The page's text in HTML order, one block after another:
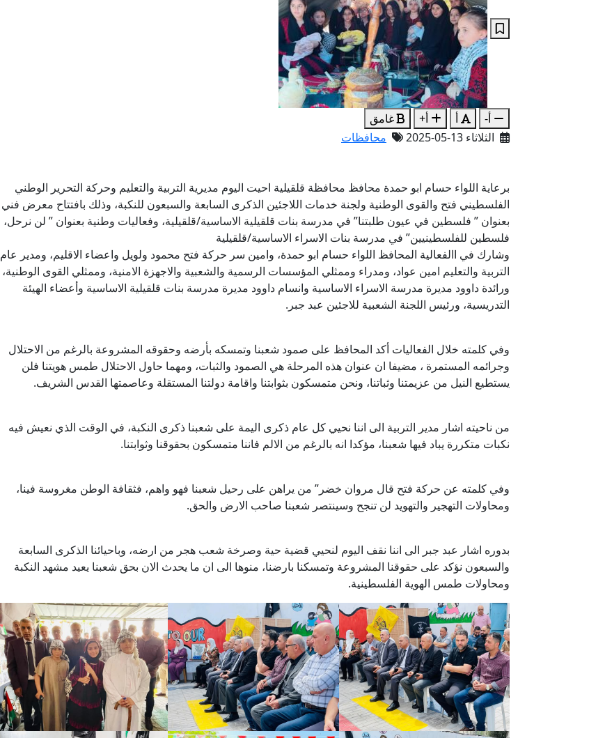
أ- أ أ+
غامق
الثلاثاء 13-05-2025
محافظات
برعاية اللواء حسام ابو حمدة محافظ محافظة قلقيلية احيت اليوم مديرية التربية والتعليم وحركة التحرير الوطني
الفلسطيني فتح والقوى الوطنية ولجنة خدمات اللاجئين الذكرى السابعة والسبعون للنكبة، وذلك بافتتاح معرض فني
بعنوان ” فلسطين في عيون طلبتنا” في مدرسة بنات قلقيلية الاساسية/قلقيلية، وفعاليات وطنية بعنوان ” لن نرحل،
فلسطين للفلسطينيين” في مدرسة بنات الاسراء الاساسية/قلقيلية
وشارك في االفعالية المحافظ اللواء حسام ابو حمدة، وامين سر حركة فتح محمود ولويل واعضاء الاقليم، ومدير عام
التربية والتعليم امين عواد، ومدراء وممثلي المؤسسات الرسمية والشعبية والاجهزة الامنية، وممثلي القوى الوطنية،
ورائدة داوود مديرة مدرسة الاسراء الاساسية وانسام داوود مديرة مدرسة بنات قلقيلية الاساسية وأعضاء الهيئة
التدريسية، ورئيس اللجنة الشعبية للاجئين عبد جبر.
وفي كلمته خلال الفعاليات أكد المحافظ على صمود شعبنا وتمسكه بأرضه وحقوقه المشروعة بالرغم من الاحتلال
وجرائمه المستمرة ، مضيفا ان عنوان هذه المرحلة هي الصمود والثبات، ومهما حاول الاحتلال طمس هويتنا فلن
يستطيع النيل من عزيمتنا وثباتنا، ونحن متمسكون بثوابتنا واقامة دولتنا المستقلة وعاصمتها القدس الشريف.
من ناحيته اشار مدير التربية الى اننا نحيي كل عام ذكرى اليمة على شعبنا ذكرى النكبة، في الوقت الذي نعيش فيه
نكبات متكررة يباد فيها شعبنا، مؤكدا انه بالرغم من الالم فاننا متمسكون بحقوقنا وثوابتنا.
وفي كلمته عن حركة فتح قال مروان خضر” من يراهن على رحيل شعبنا فهو واهم، فثقافة الوطن مغروسة فينا،
ومحاولات التهجير والتهويد لن تنجح وسينتصر شعبنا صاحب الارض والحق.
بدوره اشار عبد جبر الى اننا نقف اليوم لنحيي قضية حية وصرخة شعب هجر من ارضه، وباحيائنا الذكرى السابعة
والسبعون نؤكد على حقوقنا المشروعة وتمسكنا بارضنا، منوها الى ان ما يحدث الان بحق شعبنا يعيد مشهد النكبة
ومحاولات طمس الهوية الفلسطينية.